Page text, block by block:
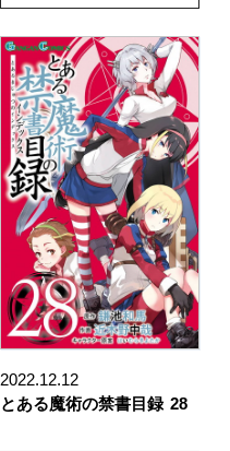
2022.12.12
とある魔術の禁書目録 28